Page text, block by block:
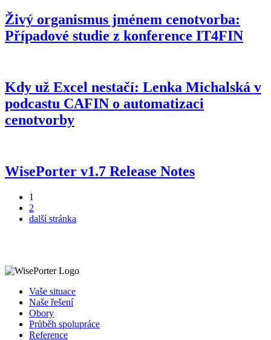
Živý organismus jménem cenotvorba:
Případové studie z konference IT4FIN
Kdy už Excel nestačí: Lenka Michalská v
podcastu CAFIN o automatizaci
cenotvorby
WisePorter v1.7 Release Notes
1
2
další stránka
Vaše situace
Naše řešení
Obory
Průběh spolupráce
Reference